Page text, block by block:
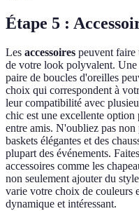
Étape 5 :
Les accessoires peuvent faire
de votre look polyvalent. Une
paire de boucles d'oreilles
choix qui correspondent à
leur compatibilité avec
chic est une excellente option
entre amis. N'oubliez pas non
baskets élégantes et des
plupart des événements.
accessoires comme les
non seulement ajouter du
varie votre choix de couleurs
dynamique et intéressant.